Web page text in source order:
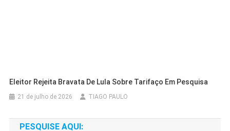
Eleitor Rejeita Bravata De Lula Sobre Tarifaço Em Pesquisa
21 de julho de 2026 TIAGO PAULO
PESQUISE AQUI: